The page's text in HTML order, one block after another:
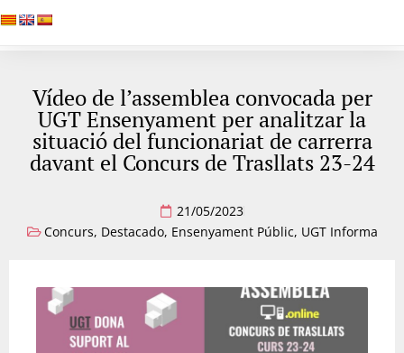
Vídeo de l’assemblea convocada per
UGT Ensenyament per analitzar la
situació del funcionariat de carrerra
davant el Concurs de Trasllats 23-24
21/05/2023
Concurs, Destacado, Ensenyament Públic, UGT Informa